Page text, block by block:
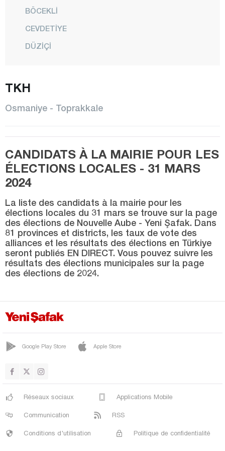
BÖCEKLİ
CEVDETİYE
DÜZİÇİ
MEHMETLİ
SUMBAS
TOPRAKKALE
YARBAŞI
Rize
Sakarya
Samsun
Şanlıurfa
Sinop
Şırnak
Sivas
Tekirdağ
Tokat
Trabzon
Tunceli
Uşak
TKH
Osmaniye - Toprakkale
CANDIDATS À LA MAIRIE POUR LES
ÉLECTIONS LOCALES - 31 MARS
2024
La liste des candidats à la mairie pour les
élections locales du 31 mars se trouve sur la page
des élections de Nouvelle Aube - Yeni Şafak. Dans
81 provinces et districts, les taux de vote des
alliances et les résultats des élections en Türkiye
seront publiés EN DIRECT. Vous pouvez suivre les
résultats des élections municipales sur la page
des élections de 2024.
Google Play Store Apple Store
Réseaux sociaux Applications Mobile
Communication RSS
Conditions d'utilisation Politique de confidentialité